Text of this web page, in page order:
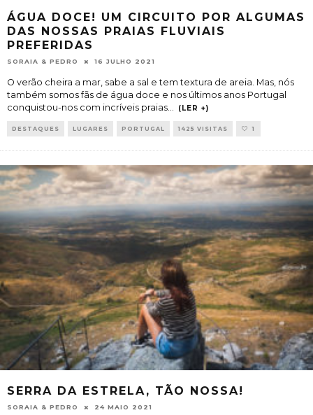
ÁGUA DOCE! UM CIRCUITO POR ALGUMAS
DAS NOSSAS PRAIAS FLUVIAIS
PREFERIDAS
SORAIA & PEDRO 16 JULHO 2021
O verão cheira a mar, sabe a sal e tem textura de areia. Mas, nós
também somos fãs de água doce e nos últimos anos Portugal
conquistou-nos com incríveis praias... (LER +)
DESTAQUES LUGARES PORTUGAL 1425 VISITAS 1
SERRA DA ESTRELA, TÃO NOSSA!
SORAIA & PEDRO 24 MAIO 2021